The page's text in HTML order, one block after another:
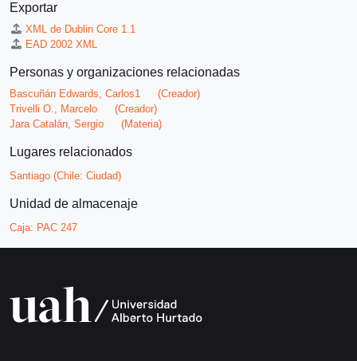
Exportar
XML de Dublin Core 1.1
EAD 2002 XML
Personas y organizaciones relacionadas
Bascuñán Edwards, Carlos1
(Creador)
Trivelli O., Marcelo
(Creador)
Jara Catalán, Sergio
(Materia)
Lugares relacionados
Santiago (Chile: Ciudad)
Unidad de almacenaje
Caja: PAC 247